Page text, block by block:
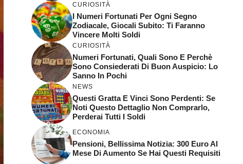
CURIOSITÀ
I Numeri Fortunati Per Ogni Segno
Zodiacale, Giocali Subito: Ti Faranno
Vincere Molti Soldi
CURIOSITÀ
Numeri Fortunati, Quali Sono E Perchè
Sono Consiederati Di Buon Auspicio: Lo
Sanno In Pochi
NEWS
Questi Gratta E Vinci Sono Perdenti: Se
Noti Questo Dettaglio Non Comprarlo,
Perderai Tutti I Soldi
ECONOMIA
Pensioni, Bellissima Notizia: 300 Euro Al
Mese Di Aumento Se Hai Questi Requisiti